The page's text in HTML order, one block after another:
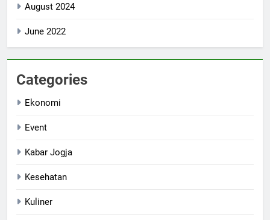
August 2024
June 2022
Categories
Ekonomi
Event
Kabar Jogja
Kesehatan
Kuliner